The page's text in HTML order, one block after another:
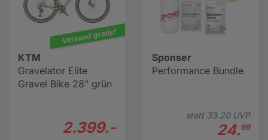
Versand gratis!
KTM
Gravelator Elite
Gravel Bike 28" grün
2.399.-
Sponser
Performance Bundle
statt 33.20UVP
24.99